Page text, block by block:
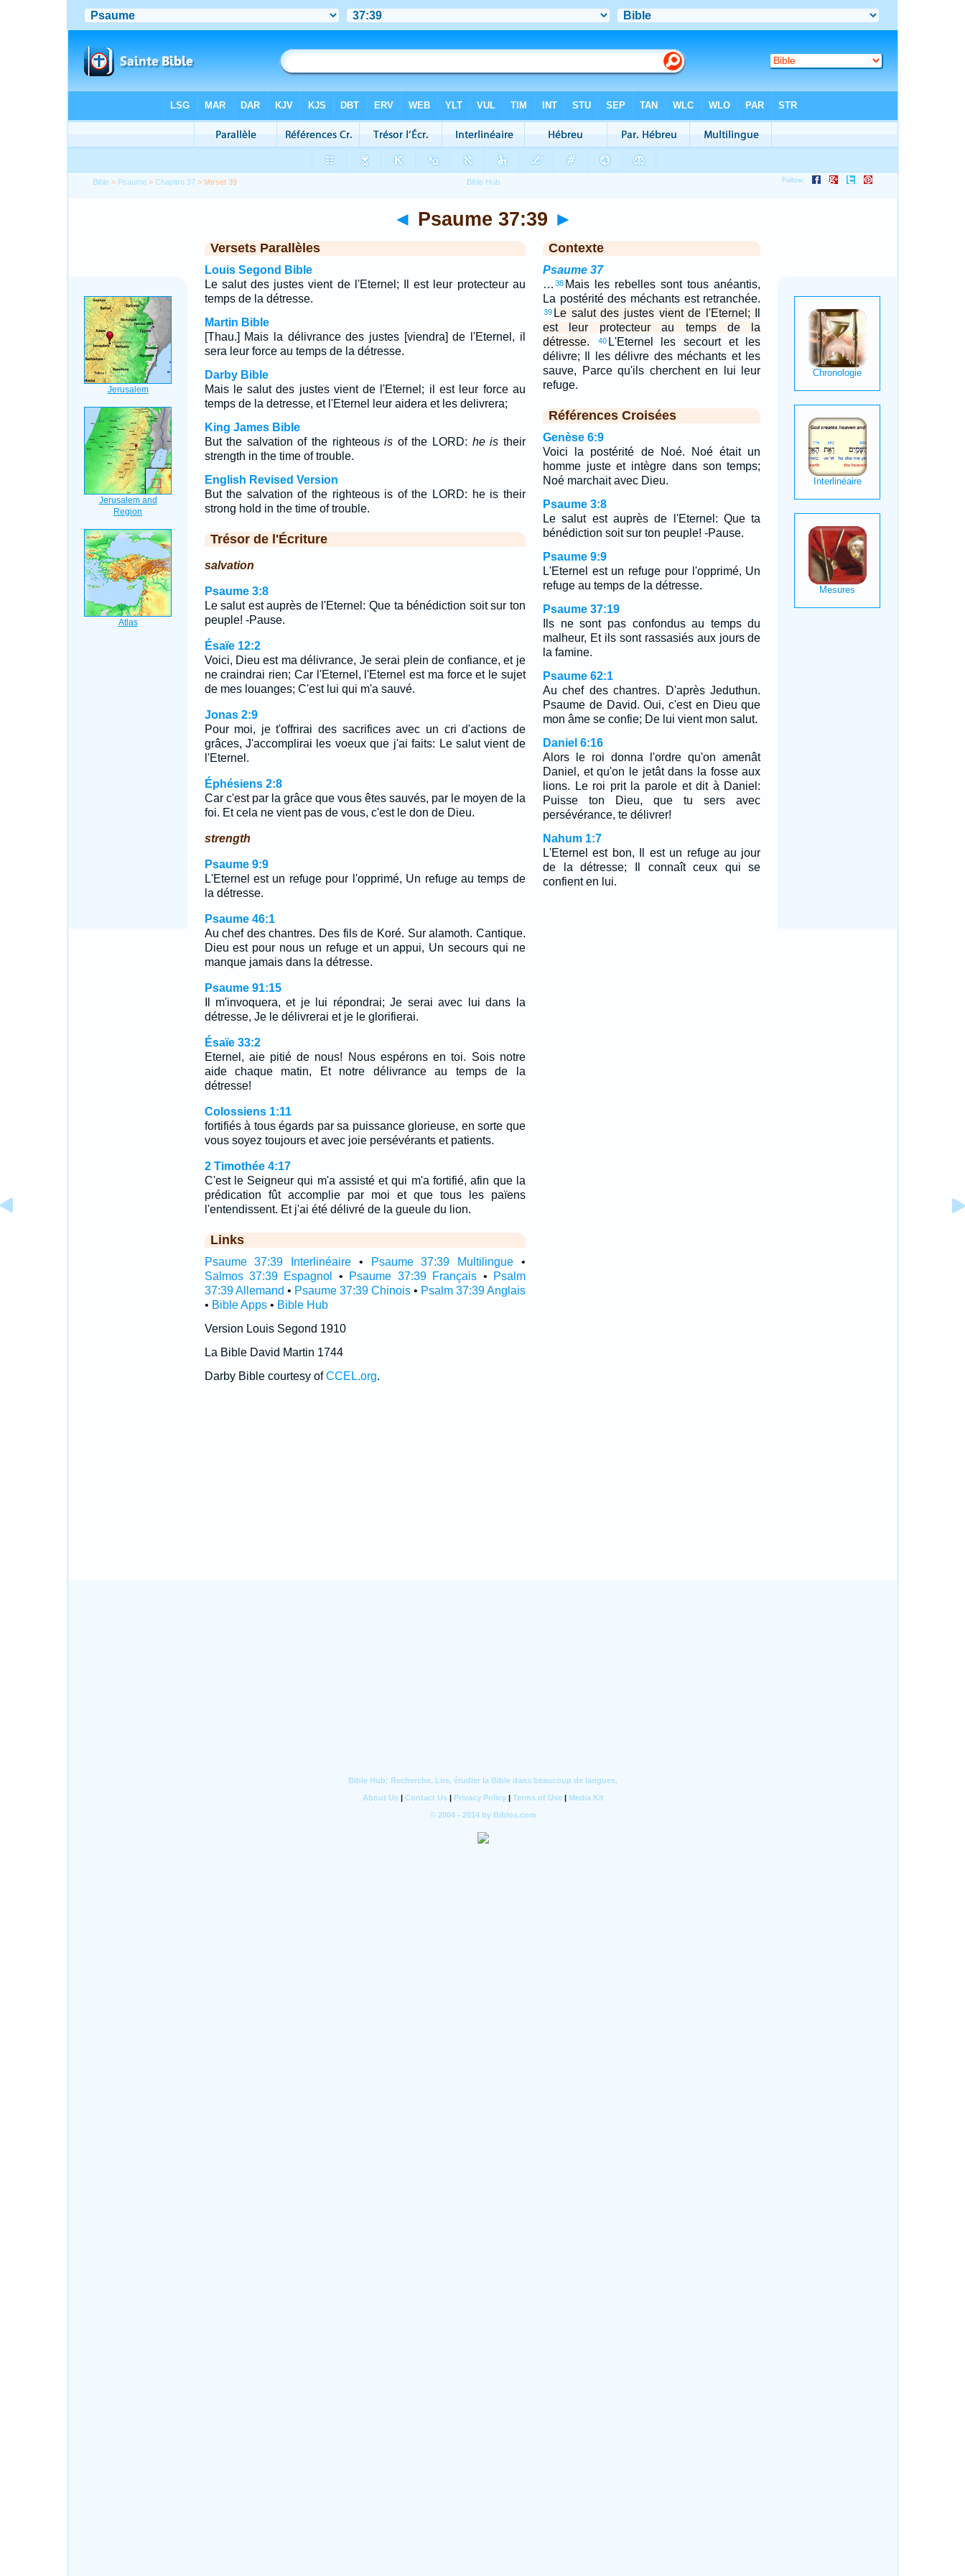
Bible > Psaume >Chapitre 37 > Verset 39
◄ Psaume 37:39 ►
Versets Parallèles
Louis Segond Bible
Le salut des justes vient de l'Eternel; Il est leur protecteur au
temps de la détresse.
Martin Bible
[Thau.] Mais la délivrance des justes [viendra] de l'Eternel, il
sera leur force au temps de la détresse.
Darby Bible
Mais le salut des justes vient de l'Eternel; il est leur force au
temps de la detresse, et l'Eternel leur aidera et les delivrera;
King James Bible
But the salvation of the righteousis of the LORD: he is their
strength in the time of trouble.
English Revised Version
But the salvation of the righteous is of the LORD: he is their
strong hold in the time of trouble.
Trésor de l'Écriture
salvation
Psaume 3:8
Le salut est auprès de l'Eternel: Que ta bénédiction soit sur ton
peuple! -Pause.
Ésaïe 12:2
Voici, Dieu est ma délivrance, Je serai plein de confiance, et je
ne craindrai rien; Car l'Eternel, l'Eternel est ma force et le sujet
de mes louanges; C'est lui qui m'a sauvé.
Jonas 2:9
Pour moi, je t'offrirai des sacrifices avec un cri d'actions de
grâces, J'accomplirai les voeux que j'ai faits: Le salut vient de
l'Eternel.
Éphésiens 2:8
Car c'est par la grâce que vous êtes sauvés, par le moyen de la
foi. Et cela ne vient pas de vous, c'est le don de Dieu.
strength
Psaume 9:9
L'Eternel est un refuge pour l'opprimé, Un refuge au temps de
la détresse.
Psaume 46:1
Au chef des chantres. Des fils de Koré. Sur alamoth. Cantique.
Dieu est pour nous un refuge et un appui, Un secours qui ne
manque jamais dans la détresse.
Psaume 91:15
Il m'invoquera, et je lui répondrai; Je serai avec lui dans la
détresse, Je le délivrerai et je le glorifierai.
Ésaïe 33:2
Eternel, aie pitié de nous! Nous espérons en toi. Sois notre
aide chaque matin, Et notre délivrance au temps de la
détresse!
Colossiens 1:11
fortifiés à tous égards par sa puissance glorieuse, en sorte que
vous soyez toujours et avec joie persévérants et patients.
2 Timothée 4:17
C'est le Seigneur qui m'a assisté et qui m'a fortifié, afin que la
prédication fût accomplie par moi et que tous les païens
l'entendissent. Et j'ai été délivré de la gueule du lion.
Links
Psaume 37:39 Interlinéaire • Psaume 37:39 Multilingue •
Salmos 37:39 Espagnol
• Psaume 37:39 Français •
Psalm
37:39 Allemand • Psaume 37:39 Chinois• Psalm 37:39 Anglais
• Bible Apps• Bible Hub
Version Louis Segond 1910
La Bible David Martin 1744
Darby Bible courtesy ofCCEL.org.
Contexte
Psaume 37
… 38 Mais les rebelles sont tous anéantis,
La postérité des méchants est retranchée.
39 Le salut des justes vient de l'Eternel; Il
est leur protecteur au temps de la
détresse.
40 L'Eternel les secourt et les
délivre; Il les délivre des méchants et les
sauve, Parce qu'ils cherchent en lui leur
refuge.
Références Croisées
Genèse 6:9
Voici la postérité de Noé. Noé était un
homme juste et intègre dans son temps;
Noé marchait avec Dieu.
Psaume 3:8
Le salut est auprès de l'Eternel: Que ta
bénédiction soit sur ton peuple! -Pause.
Psaume 9:9
L'Eternel est un refuge pour l'opprimé, Un
refuge au temps de la détresse.
Psaume 37:19
Ils ne sont pas confondus au temps du
malheur, Et ils sont rassasiés aux jours de
la famine.
Psaume 62:1
Au chef des chantres. D'après Jeduthun.
Psaume de David. Oui, c'est en Dieu que
mon âme se confie; De lui vient mon salut.
Daniel 6:16
Alors le roi donna l'ordre qu'on amenât
Daniel, et qu'on le jetât dans la fosse aux
lions. Le roi prit la parole et dit à Daniel:
Puisse ton Dieu, que tu sers avec
persévérance, te délivrer!
Nahum 1:7
L'Eternel est bon, Il est un refuge au jour
de la détresse; Il connaît ceux qui se
confient en lui.